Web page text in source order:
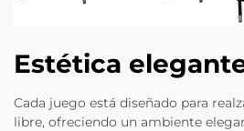
Estética
Cada juego está diseñado para
libre, ofreciendo un ambiente